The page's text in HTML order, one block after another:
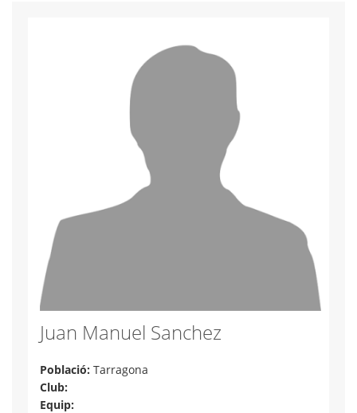
Juan Manuel Sanchez
Població: Tarragona
Club:
Equip: